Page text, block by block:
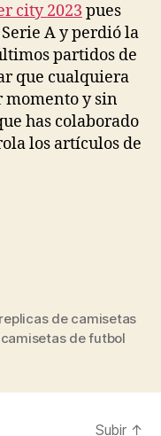
city 2023 pues
A y perdió la
partidos de
que cualquiera
y sin
has colaborado
los artículos de
replicas de camisetas
de futbol
Subir ↑